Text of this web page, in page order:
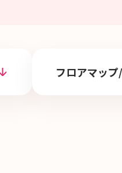
フロアマッ